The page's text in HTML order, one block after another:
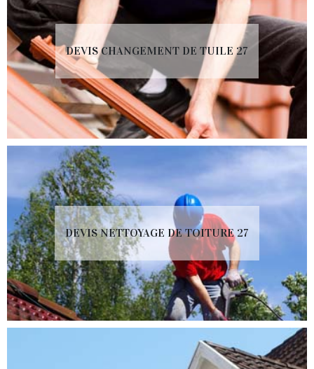
DEVIS CHANGEMENT DE TUILE 27
DEVIS NETTOYAGE DE TOITURE 27